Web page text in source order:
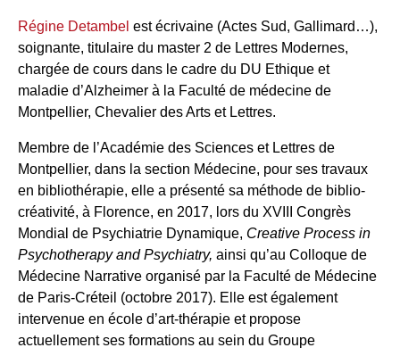
Régine Detambel est écrivaine (Actes Sud, Gallimard…),
soignante, titulaire du master 2 de Lettres Modernes,
chargée de cours dans le cadre du DU Ethique et
maladie d’Alzheimer à la Faculté de médecine de
Montpellier, Chevalier des Arts et Lettres.
Membre de l’Académie des Sciences et Lettres de
Montpellier, dans la section Médecine, pour ses travaux
en bibliothérapie, elle a présenté sa méthode de biblio-
créativité, à Florence, en 2017, lors du XVIII Congrès
Mondial de Psychiatrie Dynamique, Creative Process in
Psychotherapy and Psychiatry, ainsi qu’au Colloque de
Médecine Narrative organisé par la Faculté de Médecine
de Paris-Créteil (octobre 2017). Elle est également
intervenue en école d’art-thérapie et propose
actuellement ses formations au sein du Groupe